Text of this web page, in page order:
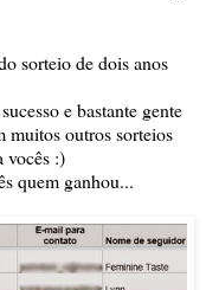
sorteio de dois anos
e bastante gente
muitos outros sorteios
vocês :)
quem ganhou...